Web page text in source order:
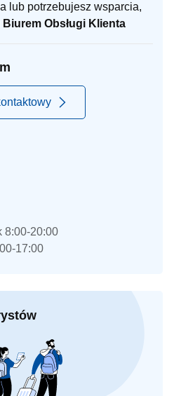
lub potrzebujesz wsparcia,
Biurem Obsługi Klienta
8:00-20:00
17:00